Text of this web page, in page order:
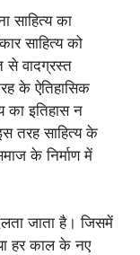
साहित्य का
साहित्य को
वादग्रस्त
के ऐतिहासिक
का इतिहास न
तरह साहित्य के
के निर्माण में
जाता है। जिसमें
हर काल के नए